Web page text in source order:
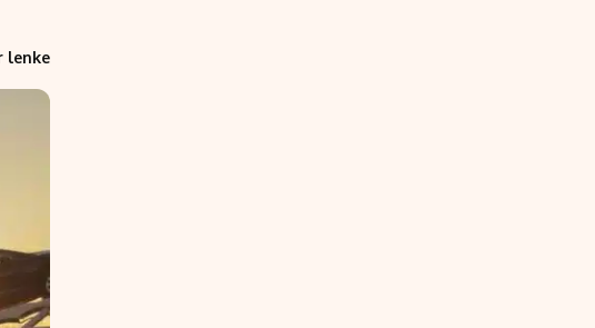
for rettelser
Redaksjonell policy
lenke